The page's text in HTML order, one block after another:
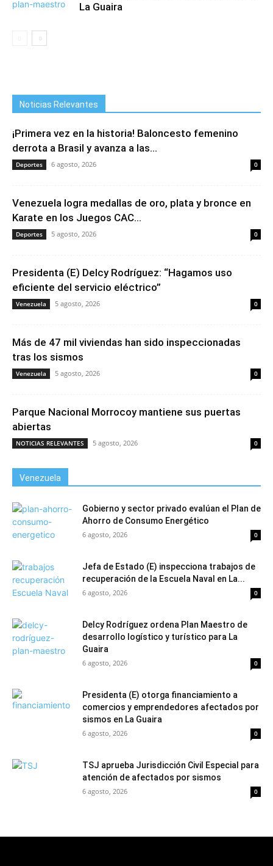
La Guaira
Noticias Relevantes
¡Primera vez en la historia! Baloncesto femenino
derrota a Brasil y avanza a las...
Deportes 6 agosto, 2026 0
Venezuela logra medallas de oro, plata y bronce en
Karate en los Juegos CAC...
Deportes 5 agosto, 2026 0
Presidenta (E) Delcy Rodríguez: “Hagamos uso
eficiente del servicio eléctrico”
Venezuela 5 agosto, 2026 0
Más de 47 mil viviendas han sido inspeccionadas
tras los sismos
Venezuela 5 agosto, 2026 0
Parque Nacional Morrocoy mantiene sus puertas
abiertas
NOTICIAS RELEVANTES 5 agosto, 2026 0
Venezuela
Gobierno y sector privado evalúan el Plan de
Ahorro de Consumo Energético
6 agosto, 2026 0
Jefa de Estado (E) inspecciona trabajos de
recuperación de la Escuela Naval en La...
6 agosto, 2026 0
Delcy Rodríguez ordena Plan Maestro de
desarrollo logístico y turístico para La
Guaira
6 agosto, 2026 0
Presidenta (E) otorga financiamiento a
comercios y emprendedores afectados por
sismos en La Guaira
6 agosto, 2026 0
TSJ aprueba Jurisdicción Civil Especial para
atención de afectados por sismos
6 agosto, 2026 0